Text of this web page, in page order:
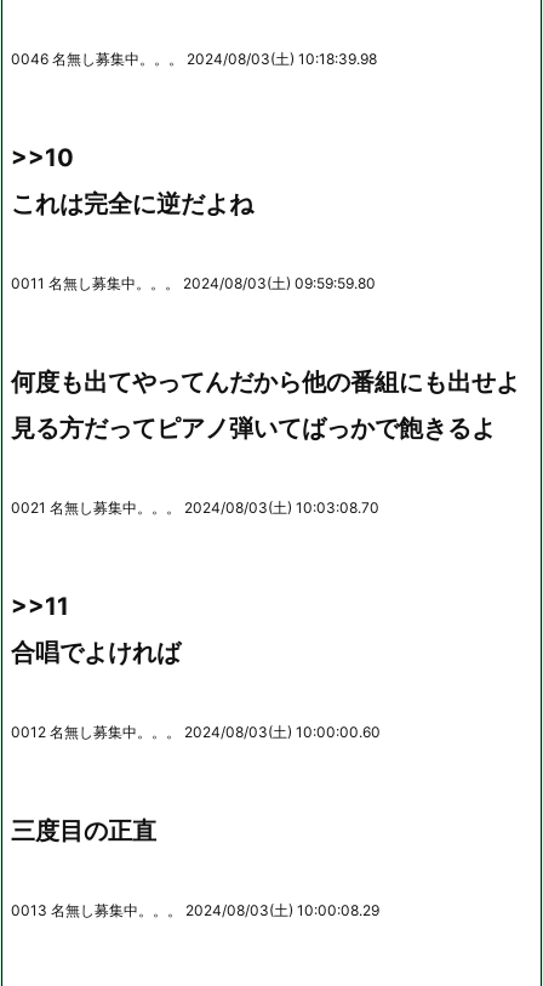
0046 名無し募集中。。。 2024/08/03(土) 10:18:39.98
>>10
これは完全に逆だよね
0011 名無し募集中。。。 2024/08/03(土) 09:59:59.80
何度も出てやってんだから他の番組にも出せよ
見る方だってピアノ弾いてばっかで飽きるよ
0021 名無し募集中。。。 2024/08/03(土) 10:03:08.70
>>11
合唱でよければ
0012 名無し募集中。。。 2024/08/03(土) 10:00:00.60
三度目の正直
0013 名無し募集中。。。 2024/08/03(土) 10:00:08.29